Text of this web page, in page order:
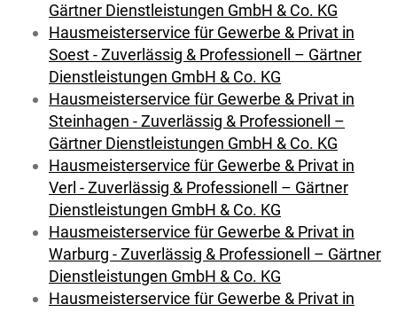
Gärtner Dienstleistungen GmbH & Co. KG
Hausmeisterservice für Gewerbe & Privat in
Soest - Zuverlässig & Professionell – Gärtner
Dienstleistungen GmbH & Co. KG
Hausmeisterservice für Gewerbe & Privat in
Steinhagen - Zuverlässig & Professionell –
Gärtner Dienstleistungen GmbH & Co. KG
Hausmeisterservice für Gewerbe & Privat in
Verl - Zuverlässig & Professionell – Gärtner
Dienstleistungen GmbH & Co. KG
Hausmeisterservice für Gewerbe & Privat in
Warburg - Zuverlässig & Professionell – Gärtner
Dienstleistungen GmbH & Co. KG
Hausmeisterservice für Gewerbe & Privat in